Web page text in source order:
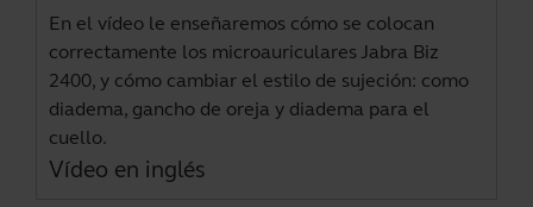
En el vídeo le enseñaremos cómo se colocan
correctamente los microauriculares Jabra Biz
2400, y cómo cambiar el estilo de sujeción: como
diadema, gancho de oreja y diadema para el
cuello.
Vídeo en inglés